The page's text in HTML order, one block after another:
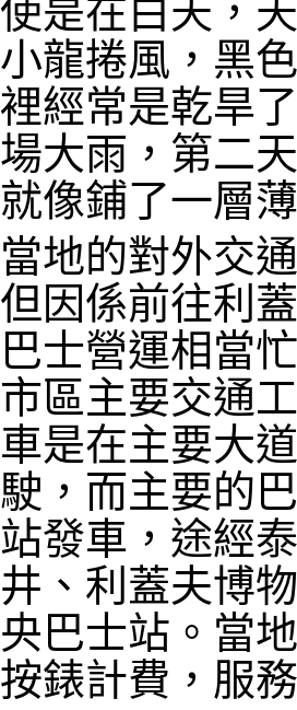
使是在白天，
小龍捲風，黑
裡經常是乾旱
場大雨，第二
就像鋪了一層
當地的對外交
但因係前往利
巴士營運相當
市區主要交通
車是在主要大
駛，而主要的
站發車，途經
井、利蓋夫博
央巴士站。當
按錶計費，服